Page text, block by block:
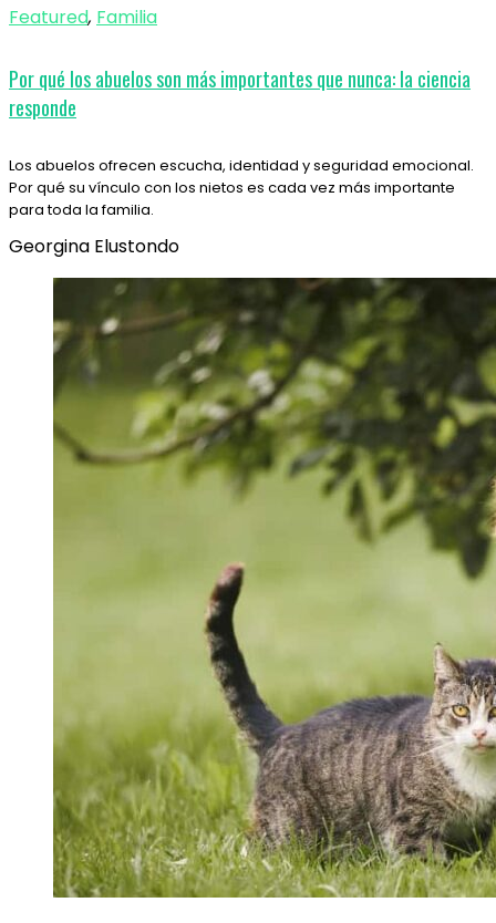
Featured, Familia
Por qué los abuelos son más importantes que nunca: la ciencia
responde
Los abuelos ofrecen escucha, identidad y seguridad emocional.
Por qué su vínculo con los nietos es cada vez más importante
para toda la familia.
Georgina Elustondo